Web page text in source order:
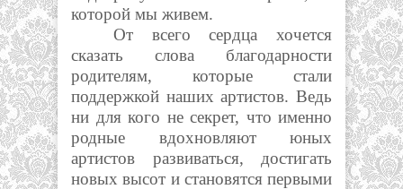
которой мы живем.
От всего сердца хочется
сказать слова благодарности
родителям, которые стали
поддержкой наших артистов. Ведь
ни для кого не секрет, что именно
родные вдохновляют юных
артистов развиваться, достигать
новых высот и становятся первыми